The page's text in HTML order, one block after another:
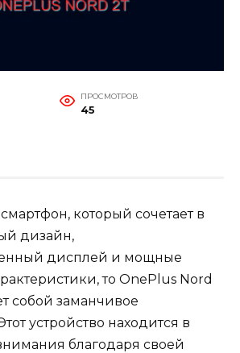
ПРОСМОТРОВ
45
который сочетает в
дизайн,
дисплей и мощные
то OnePlus Nord
собой заманчивое
устройство находится в
благодаря своей